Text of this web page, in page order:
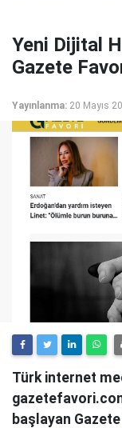
Yeni Dijital
Gazete
Yayınlanma: 20 Mayıs
Türk internet
başlayan